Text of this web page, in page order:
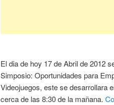
El dia de hoy 17 de Abril de 2012
Simposio: Oportunidades para
Videojuegos, este se desarrollara
cerca de las 8:30 de la mañana.